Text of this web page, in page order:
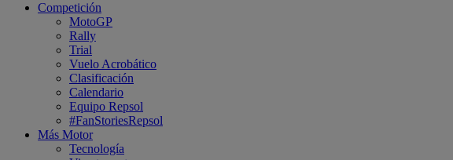
Competición
MotoGP
Rally
Trial
Vuelo Acrobático
Clasificación
Calendario
Equipo Repsol
#FanStoriesRepsol
Más Motor
Tecnología